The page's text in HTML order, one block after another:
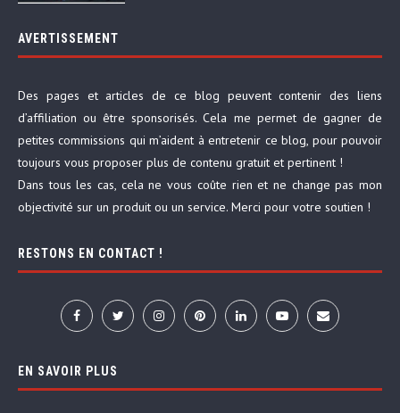
AVERTISSEMENT
Des pages et articles de ce blog peuvent contenir des liens
d’affiliation ou être sponsorisés. Cela me permet de gagner de
petites commissions qui m’aident à entretenir ce blog, pour pouvoir
toujours vous proposer plus de contenu gratuit et pertinent !
Dans tous les cas, cela ne vous coûte rien et ne change pas mon
objectivité sur un produit ou un service. Merci pour votre soutien !
RESTONS EN CONTACT !
EN SAVOIR PLUS